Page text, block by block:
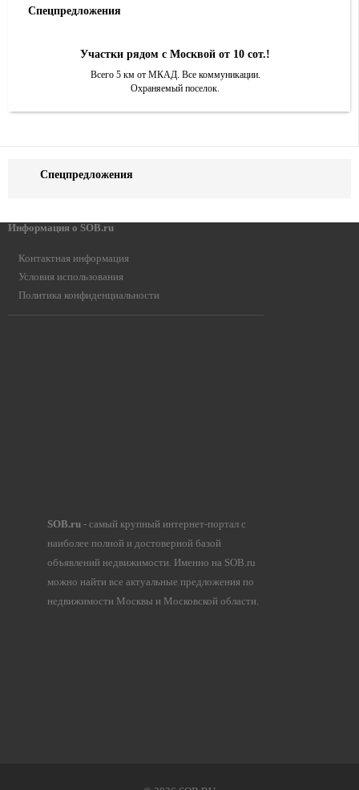
Спецпредложения
Участки рядом с Москвой от 10 сот.!
Всего 5 км от МКАД. Все коммуникации.
Охраняемый поселок.
Спецпредложения
Информация о SOB.ru
Контактная информация
Условия использования
Политика конфиденциальности
SOB.ru- самый крупный интернет-портал с
наиболее полной и достоверной базой
объявлений недвижимости. Именно на SOB.ru
можно найти все актуальные предложения по
недвижимости Москвы и Московской области.